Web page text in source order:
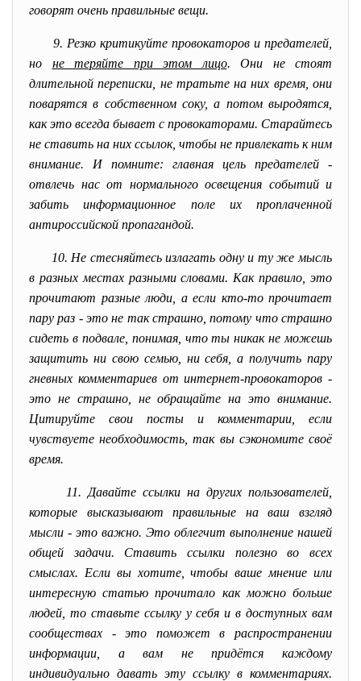
говорят очень правильные вещи.
9. Резко критикуйте провокаторов и предателей,
но не теряйте при этом лицо. Они не стоят
длительной переписки, не тратьте на них время, они
поварятся в собственном соку, а потом выродятся,
как это всегда бывает с провокаторами. Старайтесь
не ставить на них ссылок, чтобы не привлекать к ним
внимание. И помните: главная цель предателей -
отвлечь нас от нормального освещения событий и
забить информационное поле их проплаченной
антироссийской пропагандой.
10. Не стесняйтесь излагать одну и ту же мысль
в разных местах разными словами. Как правило, это
прочитают разные люди, а если кто-то прочитает
пару раз - это не так страшно, потому что страшно
сидеть в подвале, понимая, что ты никак не можешь
защитить ни свою семью, ни себя, а получить пару
гневных комментариев от интернет-провокаторов -
это не страшно, не обращайте на это внимание.
Цитируйте свои посты и комментарии, если
чувствуете необходимость, так вы сэкономите своё
время.
11. Давайте ссылки на других пользователей,
которые высказывают правильные на ваш взгляд
мысли - это важно. Это облегчит выполнение нашей
общей задачи. Ставить ссылки полезно во всех
смыслах. Если вы хотите, чтобы ваше мнение или
интересную статью прочитало как можно больше
людей, то ставьте ссылку у себя и в доступных вам
сообществах - это поможет в распространении
информации, а вам не придётся каждому
индивидуально давать эту ссылку в комментариях.